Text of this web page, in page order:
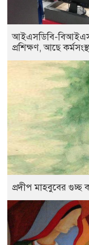
আইএসডিবি-
প্রশিক্ষণ, আছে
প্রদীপ মাহবুবের গুচ্ছ